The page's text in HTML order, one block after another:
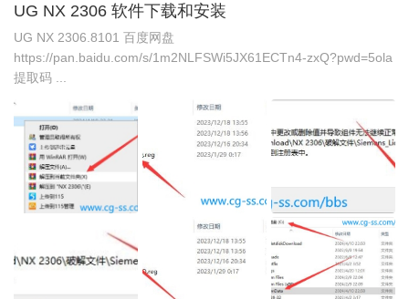
UG NX 2306 软件下载和安装
UG NX 2306.8101 百度网盘
https://pan.baidu.com/s/1m2NLFSWi5JX61ECTn4-zxQ?pwd=5ola
提取码 ...